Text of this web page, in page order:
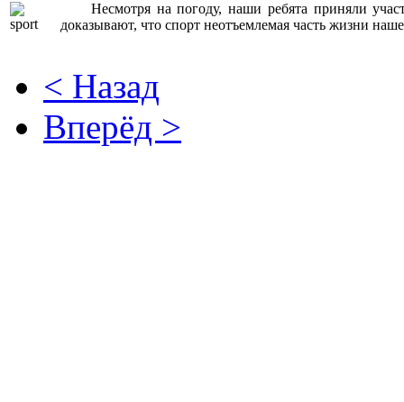
Несмотря на погоду, наши ребята приняли
доказывают, что спорт неотъемлемая часть жизни
< Назад
Вперёд >